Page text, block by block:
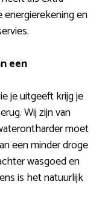
en
een
je uitgeeft krijg je
Wij zijn van
moet
een minder droge
wasgoed en
is het natuurlijk